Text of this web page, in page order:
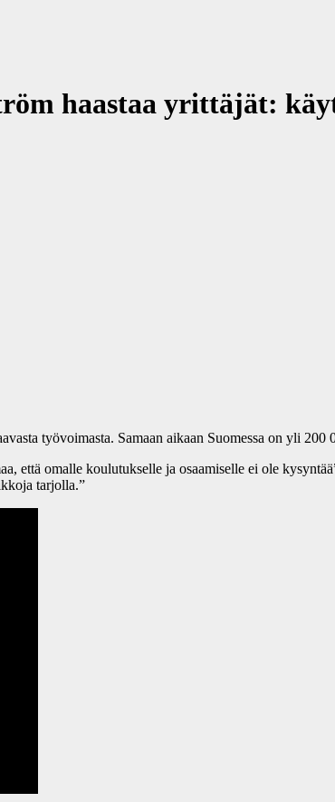
haastaa yrittäjät:
työvoimasta. Samaan aikaan Suomessa on yli
että omalle koulutukselle ja osaamiselle ei ole
tarjolla.”